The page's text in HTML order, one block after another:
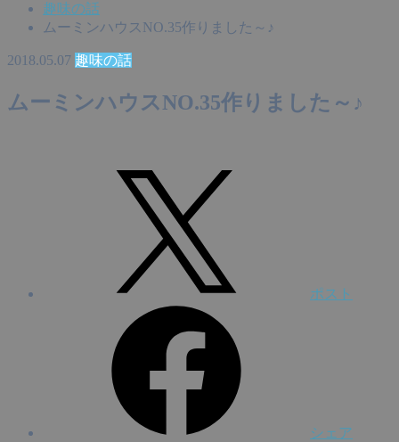
趣味の話
ムーミンハウスNO.35作りました～♪
2018.05.07 趣味の話
ムーミンハウスNO.35作りました～♪
ポスト
シェア